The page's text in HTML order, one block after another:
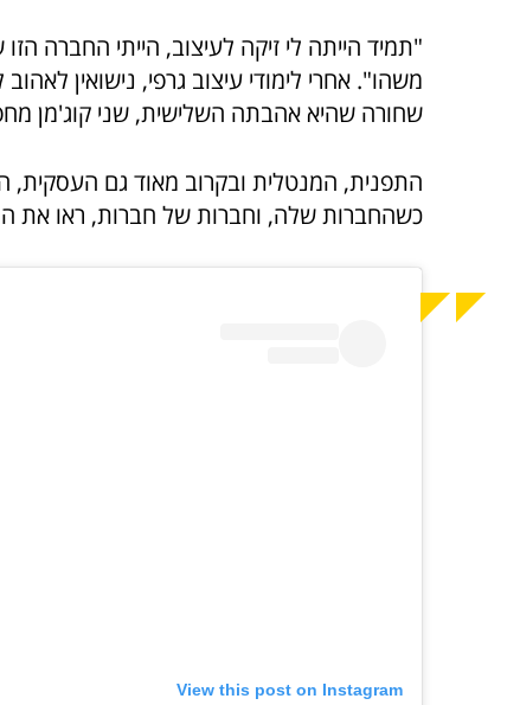
"תמיד הייתה לי זיקה לעיצוב, הייתי החברה
משהו". אחרי לימודי עיצוב גרפי, נישואין
שחורה שהיא אהבתה השלישית, שני קוג'מן
התפנית, המנטלית ובקרוב מאוד גם העסקית,
כשהחברות שלה, וחברות של חברות, ראו את
View this post on Instagram